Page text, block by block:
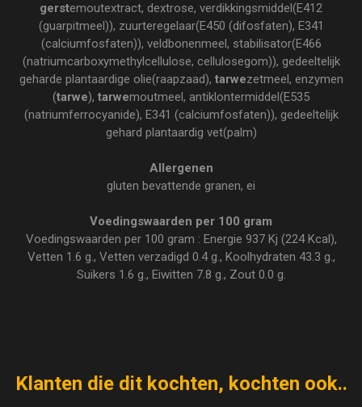
gerstemoutextract, dextrose, verdikkingsmiddel(E412
(guarpitmeel)), zuurteregelaar(E450 (difosfaten), E341
(calciumfosfaten)), veldbonenmeel, stabilisator(E466
(natriumcarboxymethylcellulose, cellulosegom)), gedeeltelijk
geharde plantaardige olie(raapzaad), tarwezetmeel, enzymen
(tarwe), tarwemoutmeel, antiklontermiddel(E535
(natriumferrocyanide), E341 (calciumfosfaten)), gedeeltelijk
gehard plantaardig vet(palm)
Allergenen
gluten bevattende granen, ei
Voedingswaarden per 100 gram
Voedingswaarden per 100 gram : Energie 937 Kj (224 Kcal),
Vetten 1.6 g., Vetten verzadigd 0.4 g., Koolhydraten 43.3 g.,
Suikers 1.6 g., Eiwitten 7.8 g., Zout 0.0 g.
Klanten die dit kochten, kochten ook..